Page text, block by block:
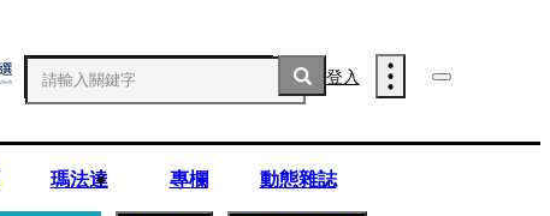
登入
瑪法達 專欄
動態雜誌